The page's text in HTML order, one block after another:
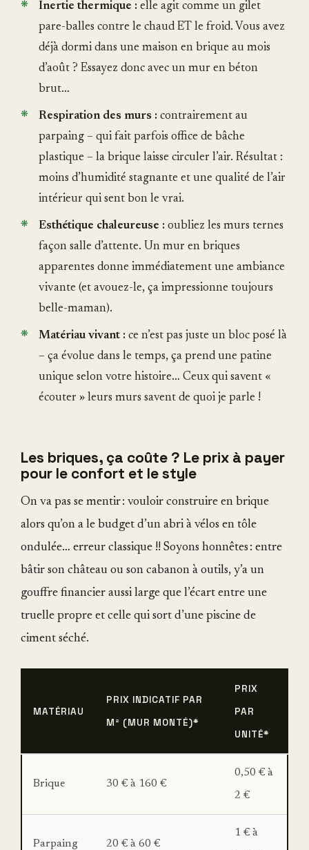
Inertie thermique : elle agit comme un gilet
pare-balles contre le chaud ET le froid. Vous avez
déjà dormi dans une maison en brique au mois
d’août ? Essayez donc avec un mur en béton
brut…
Respiration des murs : contrairement au
parpaing – qui fait parfois office de bâche
plastique – la brique laisse circuler l’air. Résultat :
moins d’humidité stagnante et une qualité de l’air
intérieur qui sent bon le vrai.
Esthétique chaleureuse : oubliez les murs ternes
façon salle d’attente. Un mur en briques
apparentes donne immédiatement une ambiance
vivante (et avouez-le, ça impressionne toujours
belle-maman).
Matériau vivant : ce n’est pas juste un bloc posé là
– ça évolue dans le temps, ça prend une patine
unique selon votre histoire… Ceux qui savent «
écouter » leurs murs savent de quoi je parle !
Les briques, ça coûte ? Le prix à payer
pour le confort et le style
On va pas se mentir : vouloir construire en brique
alors qu’on a le budget d’un abri à vélos en tôle
ondulée… erreur classique !! Soyons honnêtes : entre
bâtir son château ou son cabanon à outils, y’a un
gouffre financier aussi large que l’écart entre une
truelle propre et celle qui sort d’une piscine de
ciment séché.
MATÉRIAU
PRIX INDICATIF PAR
M² (MUR MONTÉ)*
PRIX
PAR
UNITÉ*
Brique 30 € à 160 €
0,50 € à
2 €
Parpaing 20 € à 60 €
1 € à